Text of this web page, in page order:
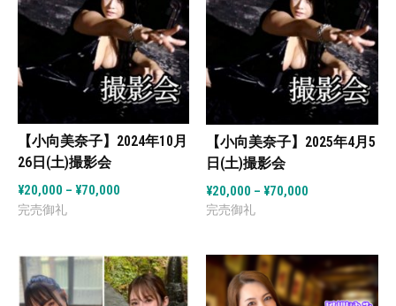
【小向美奈子】2024年10月
26日(土)撮影会
¥20,000 – ¥70,000
【小向美奈子】2025年4月5
日(土)撮影会
¥20,000 – ¥70,000